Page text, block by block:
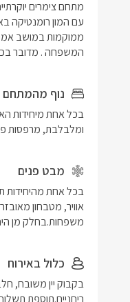
המשפחה . מדובר
נוף מהמתחם
ומלבלבת, מרפסות
מבט פנים
משפחות.בחלק מן
כלול באירוח